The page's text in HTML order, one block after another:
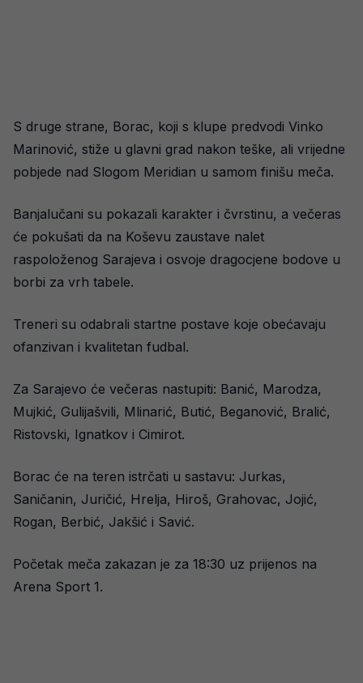
S druge strane, Borac, koji s klupe predvodi Vinko
Marinović, stiže u glavni grad nakon teške, ali vrijedne
pobjede nad Slogom Meridian u samom finišu meča.
Banjalučani su pokazali karakter i čvrstinu, a večeras
će pokušati da na Koševu zaustave nalet
raspoloženog Sarajeva i osvoje dragocjene bodove u
borbi za vrh tabele.
Treneri su odabrali startne postave koje obećavaju
ofanzivan i kvalitetan fudbal.
Za Sarajevo će večeras nastupiti: Banić, Marodza,
Mujkić, Gulijašvili, Mlinarić, Butić, Beganović, Bralić,
Ristovski, Ignatkov i Cimirot.
Borac će na teren istrčati u sastavu: Jurkas,
Saničanin, Juričić, Hrelja, Hiroš, Grahovac, Jojić,
Rogan, Berbić, Jakšić i Savić.
Početak meča zakazan je za 18:30 uz prijenos na
Arena Sport 1.